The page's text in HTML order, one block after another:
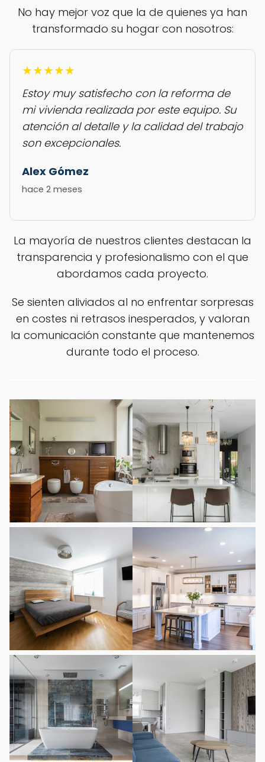
No hay mejor voz que la de quienes ya han
transformado su hogar con nosotros:
★★★★★
Estoy muy satisfecho con la reforma de
mi vivienda realizada por este equipo. Su
atención al detalle y la calidad del trabajo
son excepcionales.
Alex Gómez
hace 2 meses
La mayoría de nuestros clientes destacan la
transparencia y profesionalismo con el que
abordamos cada proyecto.
Se sienten aliviados al no enfrentar sorpresas
en costes ni retrasos inesperados, y valoran
la comunicación constante que mantenemos
durante todo el proceso.